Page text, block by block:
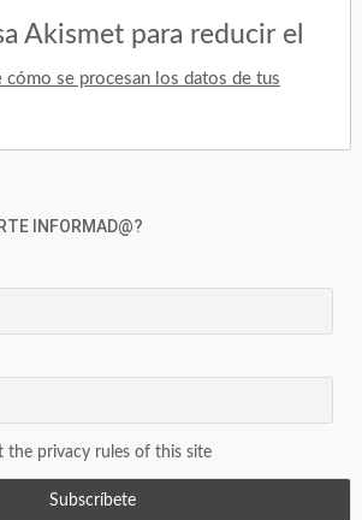
Akismet para reducir el
cómo se procesan los datos de tus
INFORMAD@?
the privacy rules of this site